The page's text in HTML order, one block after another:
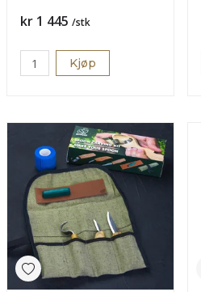
Pris
kr 1 445 /stk
Kjøp